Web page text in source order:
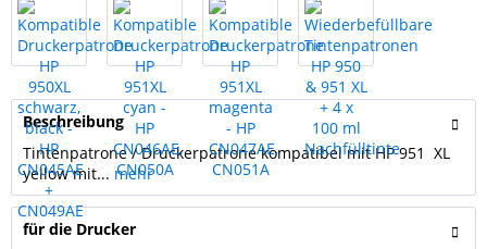
Beschreibung
Tintenpatrone / Druckerpatrone kompatibel mit HP 951 XL
yellow mit... mehr
für die Drucker